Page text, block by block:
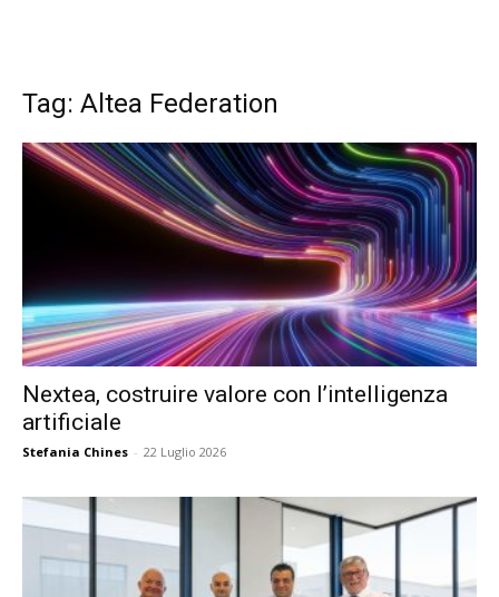
Tag: Altea Federation
Nextea, costruire valore con l’intelligenza
artificiale
Stefania Chines - 22 Luglio 2026